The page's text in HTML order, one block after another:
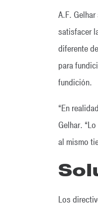
A.F.
satisfacer
diferente
para
fundición.
“En
Gelhar.
al mismo
Los